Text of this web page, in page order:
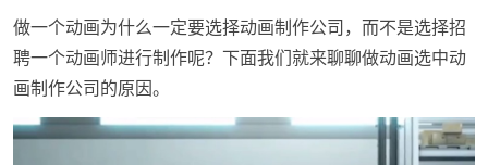
做一个动画为什么一定要选择动画制作公司，而不是选择招
聘一个动画师进行制作呢？下面我们就来聊聊做动画选中动
画制作公司的原因。